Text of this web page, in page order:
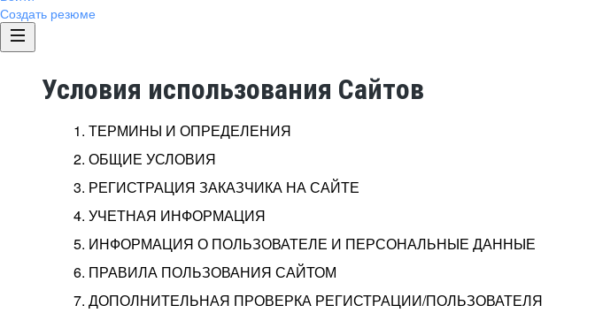
Создать резюме
Условия использования Сайтов
1. ТЕРМИНЫ И ОПРЕДЕЛЕНИЯ
2. ОБЩИЕ УСЛОВИЯ
3. РЕГИСТРАЦИЯ ЗАКАЗЧИКА НА САЙТЕ
4. УЧЕТНАЯ ИНФОРМАЦИЯ
5. ИНФОРМАЦИЯ О ПОЛЬЗОВАТЕЛЕ И ПЕРСОНАЛЬНЫЕ ДАННЫЕ
6. ПРАВИЛА ПОЛЬЗОВАНИЯ САЙТОМ
7. ДОПОЛНИТЕЛЬНАЯ ПРОВЕРКА РЕГИСТРАЦИИ/ПОЛЬЗОВАТЕЛЯ